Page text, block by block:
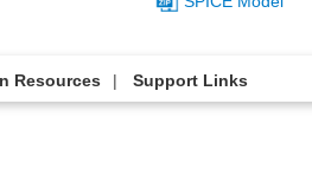
Resources Support Links